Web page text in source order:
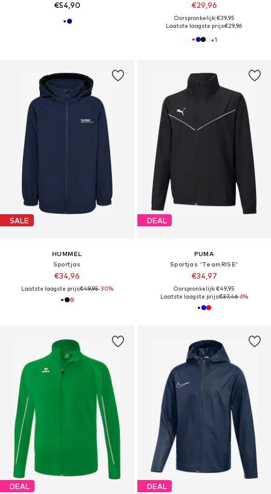
€54,90 €29,96
Oorspronkelijk: €39,95
Laatste laagste prijs:€29,96
+1
SALE
HUMMEL
Sportjas
€34,96
Laatste laagste prijs:€49,95-30%
DEAL
PUMA
Sportjas 'TeamRISE'
€34,97
Oorspronkelijk: €49,95
Laatste laagste prijs:€37,46-6%
DEAL DEAL